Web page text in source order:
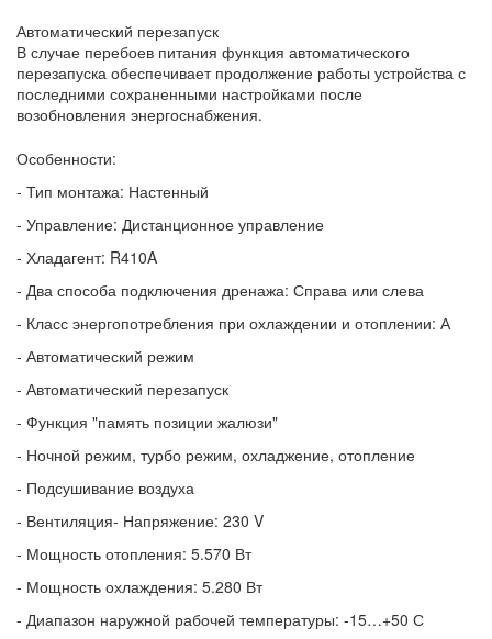
Автоматический перезапуск
В случае перебоев питания функция автоматического
перезапуска обеспечивает продолжение работы устройства с
последними сохраненными настройками после
возобновления энергоснабжения.
Особенности:
- Тип монтажа: Настенный
- Управление: Дистанционное управление
- Хладагент: R410A
- Два способа подключения дренажа: Справа или слева
- Класс энергопотребления при охлаждении и отоплении: А
- Автоматический режим
- Автоматический перезапуск
- Функция "память позиции жалюзи"
- Ночной режим, турбо режим, охладжение, отопление
- Подсушивание воздуха
- Вентиляция- Напряжение: 230 V
- Мощность отопления: 5.570 Вт
- Мощность охлаждения: 5.280 Вт
- Диапазон наружной рабочей температуры: -15…+50 С